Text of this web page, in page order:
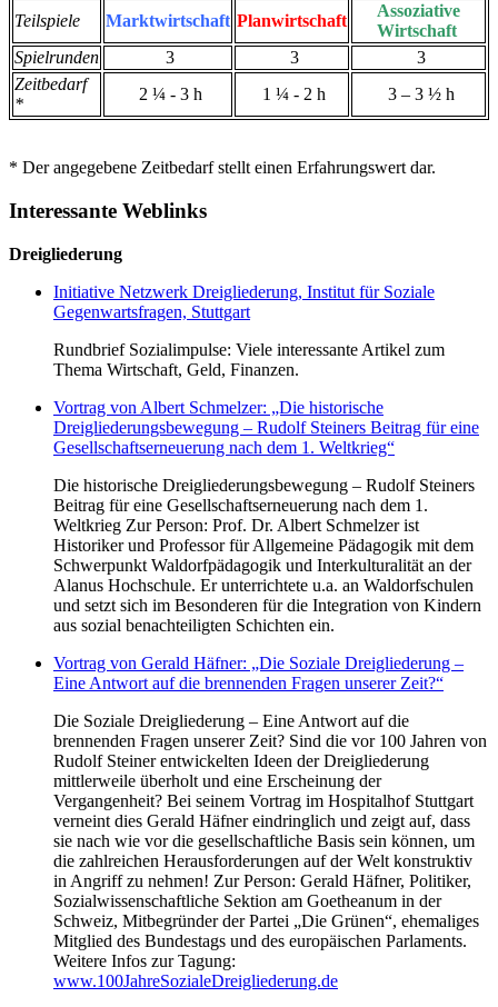
Teilspiele Marktwirtschaft Planwirtschaft
Assoziative
Wirtschaft
Spielrunden
3 3
3
Zeitbedarf
*
2 ¼ - 3 h 1 ¼ - 2 h 3 – 3 ½ h
* Der angegebene Zeitbedarf stellt einen Erfahrungswert dar.
Interessante Weblinks
Dreigliederung
Initiative Netzwerk Dreigliederung, Institut für Soziale
Gegenwartsfragen, Stuttgart
Rundbrief Sozialimpulse: Viele interessante Artikel zum
Thema Wirtschaft, Geld, Finanzen.
Vortrag von Albert Schmelzer: „Die historische
Dreigliederungsbewegung – Rudolf Steiners Beitrag für eine
Gesellschafts­erneuerung nach dem 1. Weltkrieg“
Die historische Dreigliederungsbewegung – Rudolf Steiners
Beitrag für eine Gesellschafts­erneuerung nach dem 1.
Weltkrieg Zur Person: Prof. Dr. Albert Schmelzer ist
Historiker und Professor für Allgemeine Pädagogik mit dem
Schwerpunkt Waldorfpädagogik und Interkulturalität an der
Alanus Hochschule. Er unterrichtete u.a. an Waldorfschulen
und setzt sich im Besonderen für die Integration von Kindern
aus sozial benachteiligten Schichten ein.
Vortrag von Gerald Häfner: „Die Soziale Dreigliederung –
Eine Antwort auf die brennenden Fragen unserer Zeit?“
Die Soziale Dreigliederung – Eine Antwort auf die
brennenden Fragen unserer Zeit? Sind die vor 100 Jahren von
Rudolf Steiner entwickelten Ideen der Dreigliederung
mittlerweile überholt und eine Erscheinung der
Vergangenheit? Bei seinem Vortrag im Hospitalhof Stuttgart
verneint dies Gerald Häfner eindringlich und zeigt auf, dass
sie nach wie vor die gesellschaftliche Basis sein können, um
die zahlreichen Herausforderungen auf der Welt konstruktiv
in Angriff zu nehmen! Zur Person: Gerald Häfner, Politiker,
Sozialwissenschaftliche Sektion am Goetheanum in der
Schweiz, Mitbegründer der Partei „Die Grünen“, ehemaliges
Mitglied des Bundestags und des europäischen Parlaments.
Weitere Infos zur Tagung:
www.100JahreSozialeDreigliederung.de